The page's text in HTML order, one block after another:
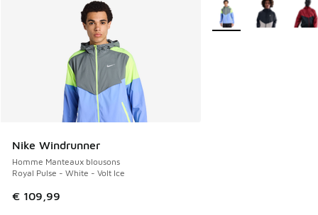
Nike Windrunner
Homme Manteaux blousons
Royal Pulse - White - Volt Ice
€ 109,99
Plus de couleurs